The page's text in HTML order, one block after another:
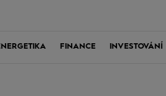
FINANCE INVESTOVÁNÍ